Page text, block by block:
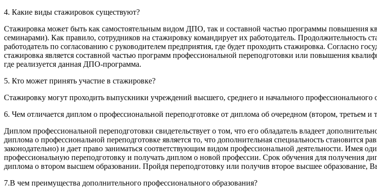
4. Какие виды стажировок существуют?
Стажировка может быть как самостоятельным видом ДПО, так и составной частью программы повышения
семинарами). Как правило, сотрудников на стажировку командирует их работодатель. Продолжительность
работодатель по согласованию с руководителем предприятия, где будет проходить стажировка. Согласно
стажировка является составной частью программ профессиональной переподготовки или повышения
где реализуется данная ДПО-программа.
5. Кто может принять участие в стажировке?
Стажировку могут проходить выпускники учреждений высшего, среднего и начального профессионального
6. Чем отличается диплом о профессиональной переподготовке от диплома об очередном (втором, третьем и
Диплом профессиональной переподготовки свидетельствует о том, что его обладатель владеет
диплома о профессиональной переподготовке является то, что дополнительная специальность становится
законодательно) и дает право заниматься соответствующим видом профессиональной деятельности. Имея
профессиональную переподготовку и получать диплом о новой профессии. Срок обучения для получения
диплома о втором высшем образовании. Пройдя переподготовку или получив второе высшее образование,
7.В чем преимущества дополнительного профессионального образования?